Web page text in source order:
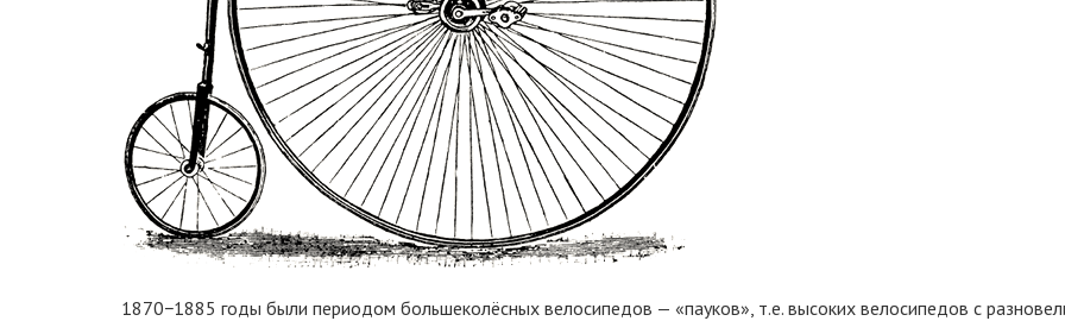
1870−1885 годы были периодом большеколёсных велосипедов — «пауков», т.е. высоких велосипедов с